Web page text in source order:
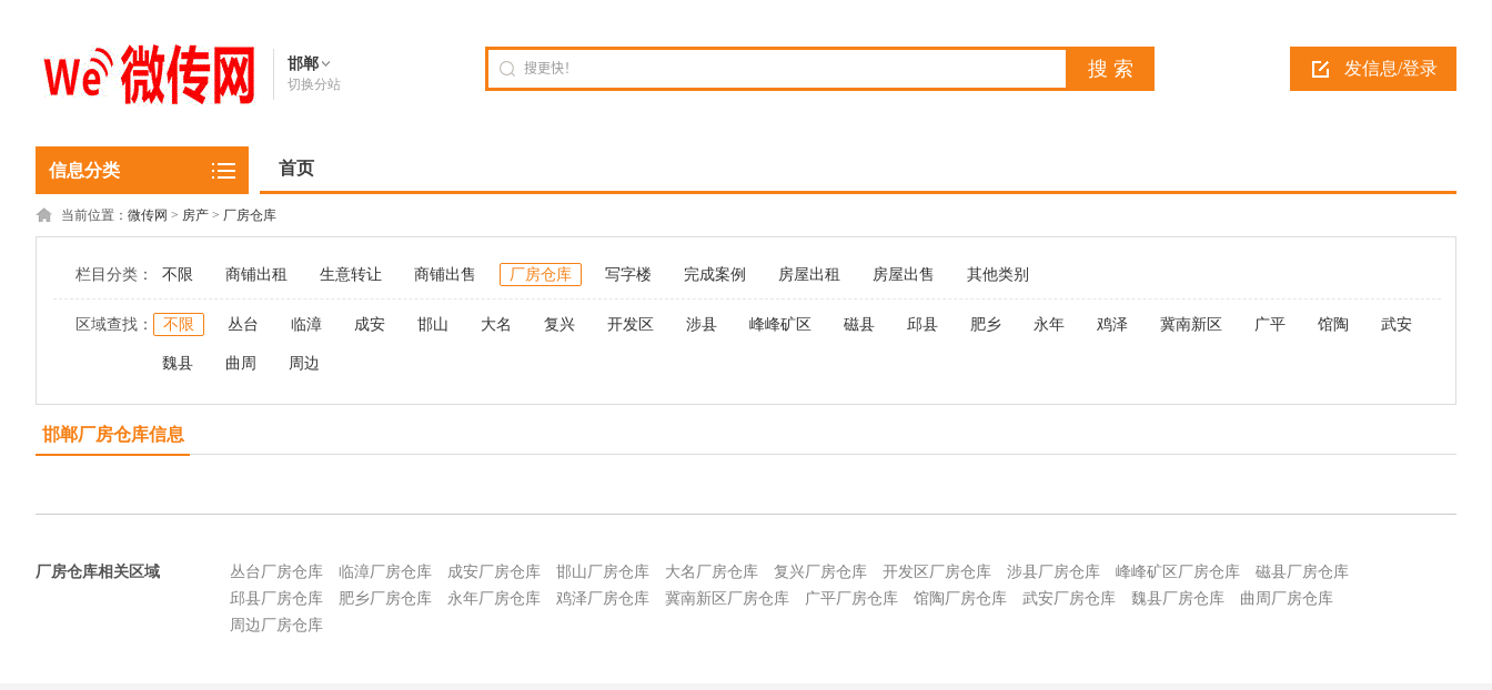
邯郸
切换分站
发信息/登录
信息分类 首页
当前位置： 微传网 > 房产 > 厂房仓库
栏目分类： 不限 商铺出租 生意转让 商铺出售 厂房仓库 写字楼 完成案例 房屋出租 房屋出售 其他类别
区域查找： 不限 丛台 临漳 成安 邯山 大名 复兴 开发区 涉县 峰峰矿区 磁县 邱县 肥乡 永年 鸡泽 冀南新区 广平 馆陶 武安
魏县 曲周 周边
邯郸厂房仓库信息
厂房仓库相关区域 丛台厂房仓库 临漳厂房仓库 成安厂房仓库 邯山厂房仓库 大名厂房仓库 复兴厂房仓库 开发区厂房仓库 涉县厂房仓库 峰峰矿区厂房仓库
磁县厂房仓库
邱县厂房仓库
肥乡厂房仓库 永年厂房仓库 鸡泽厂房仓库 冀南新区厂房仓库 广平厂房仓库 馆陶厂房仓库 武安厂房仓库 魏县厂房仓库
曲周厂房仓库
周边厂房仓库